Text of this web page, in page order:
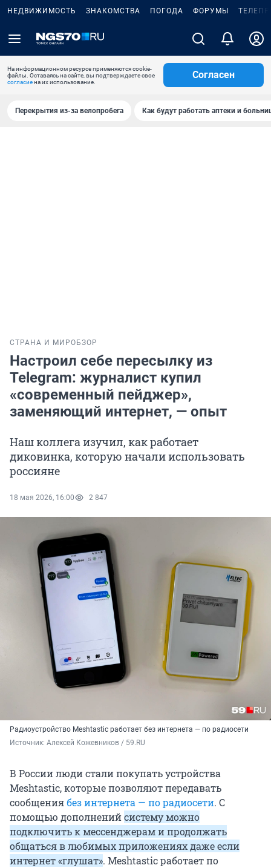
НЕДВИЖИМОСТЬ ЗНАКОМСТВА ПОГОДА ФОРУМЫ
На информационном ресурсе применяются cookie-
файлы. Оставаясь на сайте, вы подтверждаете свое
согласиена их использование.
Согласен
Перекрытия из-за велопробега Как будут работать аптеки и
СТРАНА И МИРОБЗОР
Настроил себе пересылку из
Telegram: журналист купил
«современный пейджер»,
заменяющий интернет, — опыт
Наш коллега изучил, как работает
диковинка, которую начали использовать
россияне
18 мая 2026, 16:00 2 847
Радиоустройство Meshtastic работает без интернета — по радиосети
Источник: Алексей Кожевников / 59.RU
В России люди стали покупать устройства
Meshtastic, которые позволяют передавать
сообщениябез интернета — по радиосети. С
помощью дополненийсистему можно
подключить к мессенджерам и продолжать
общаться в любимых приложениях даже если
интернет «глушат». Meshtastic работает по